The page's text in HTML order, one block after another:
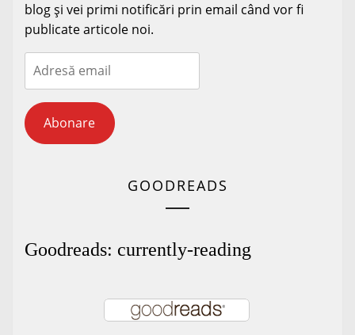
blog și vei primi notificări prin email când vor fi
publicate articole noi.
Adresă
email
Abonare
GOODREADS
Goodreads: currently-reading